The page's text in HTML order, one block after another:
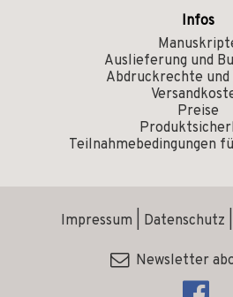
Infos
Auslieferung und
Abdruckrechte und
Preise
Teilnahmebedingungen
Impressum Datenschutz
Newsletter